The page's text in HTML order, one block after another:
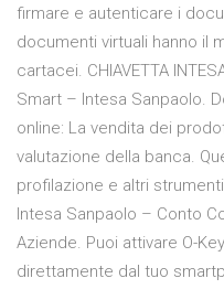
firmare e autenticare i
documenti virtuali hanno il
cartacei. CHIAVETTA
Smart – Intesa Sanpaolo.
online: La vendita dei
valutazione della banca.
profilazione e altri
Intesa Sanpaolo – Conto
Aziende. Puoi attivare O-
direttamente dal tuo